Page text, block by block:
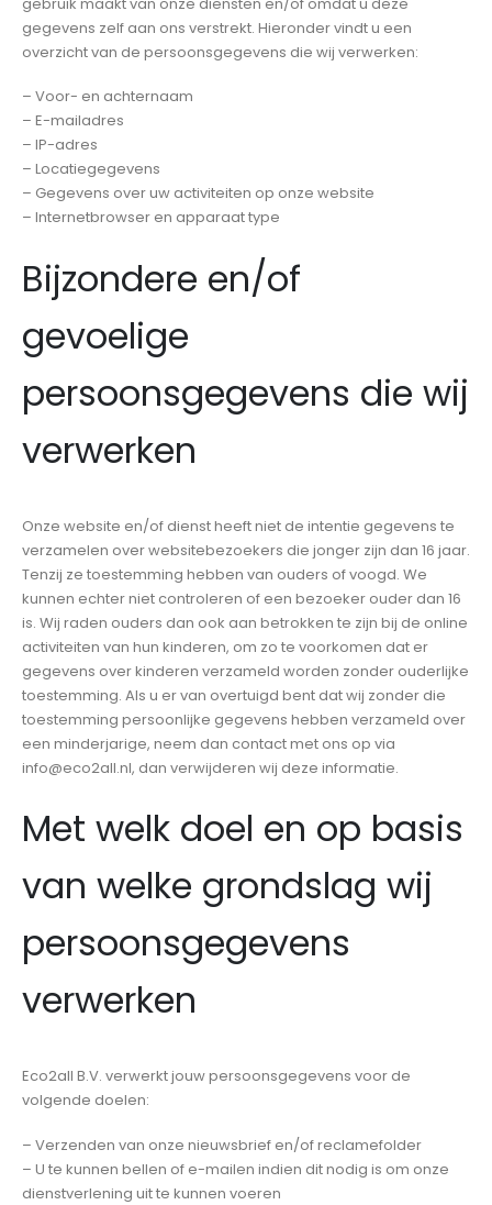
gegevens zelf aan ons verstrekt. Hieronder vindt u een
overzicht van de persoonsgegevens die wij verwerken:
– Voor- en achternaam
– E-mailadres
– IP-adres
– Locatiegegevens
– Gegevens over uw activiteiten op onze website
– Internetbrowser en apparaat type
Bijzondere en/of
gevoelige
persoonsgegevens die wij
verwerken
Onze website en/of dienst heeft niet de intentie gegevens te
verzamelen over websitebezoekers die jonger zijn dan 16 jaar.
Tenzij ze toestemming hebben van ouders of voogd. We
kunnen echter niet controleren of een bezoeker ouder dan 16
is. Wij raden ouders dan ook aan betrokken te zijn bij de online
activiteiten van hun kinderen, om zo te voorkomen dat er
gegevens over kinderen verzameld worden zonder ouderlijke
toestemming. Als u er van overtuigd bent dat wij zonder die
toestemming persoonlijke gegevens hebben verzameld over
een minderjarige, neem dan contact met ons op via
info@eco2all.nl, dan verwijderen wij deze informatie.
Met welk doel en op basis
van welke grondslag wij
persoonsgegevens
verwerken
Eco2all B.V. verwerkt jouw persoonsgegevens voor de
volgende doelen:
– Verzenden van onze nieuwsbrief en/of reclamefolder
– U te kunnen bellen of e-mailen indien dit nodig is om onze
dienstverlening uit te kunnen voeren